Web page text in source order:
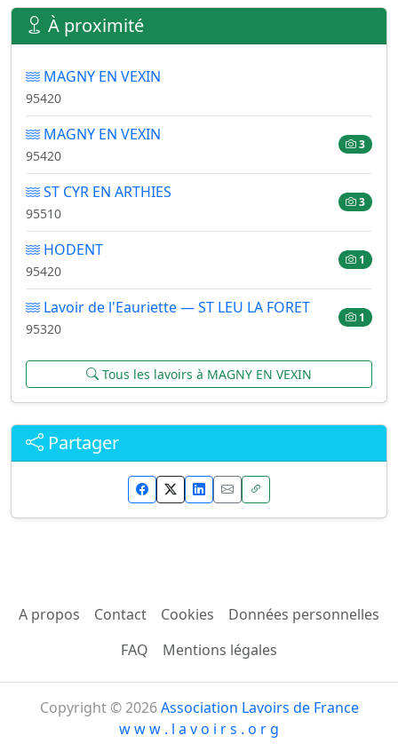
À proximité
MAGNY EN VEXIN
95420
MAGNY EN VEXIN
95420
3
ST CYR EN ARTHIES
95510
3
HODENT
95420
1
Lavoir de l'Eauriette — ST LEU LA FORET
95320
1
Tous les lavoirs à MAGNY EN VEXIN
Partager
A propos Contact Cookies
Données personnelles
FAQ
Mentions légales
Copyright © 2026Association Lavoirs de France
w w w . l a v o i r s . o r g